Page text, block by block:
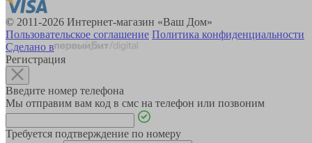
© 2011-2026 Интернет-магазин «Ваш Дом»
Пользовательское соглашение Политика конфиденциальности
Сделано в
Регистрация
Введите номер телефона
Мы отправим вам код в смс на телефон или позвоним
Требуется подтверждение по номеру